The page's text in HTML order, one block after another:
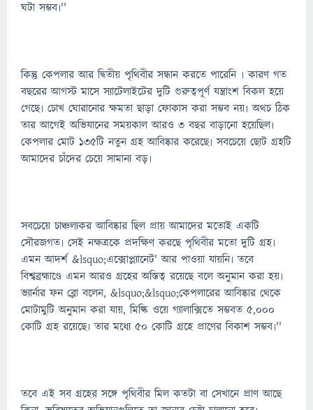
ঘটা সম্ভব৷''
কিন্তু কেপলার আর দ্বিতীয় পৃথিবীর সন্ধান করতে পারেনি ৷ কারণ গত
বছরের আগস্ট মাসে স্যাটেলাইটের দুটি গুরুত্বপূর্ণ যন্ত্রাংশ বিকল হয়ে
গেছে৷ চোখ ঘোরানোর ক্ষমতা ছাড়া ফোকাস করা সম্ভব নয়৷ অথচ ঠিক
তার আগেই অভিযানের সময়কাল আরও ৩ বছর বাড়ানো হয়েছিল৷
কেপলার মোট ১৩৫টি নতুন গ্রহ আবিষ্কার করেছে৷ সবচেয়ে ছোট গ্রহটি
আমাদের চাঁদের চেয়ে সামান্য বড়৷
সবচেয়ে চাঞ্চল্যকর আবিষ্কার ছিল প্রায় আমাদের মতোই একটি
সৌরজগত৷ সেই নক্ষত্রকে প্রদক্ষিণ করছে পৃথিবীর মতো দুটি গ্রহ৷
এমন আদর্শ &lsquo;এক্সোপ্ল্যানেট' আর পাওয়া যায়নি৷ তবে
বিশ্বব্রহ্মাণ্ডে এমন আরও গ্রহের অস্তিত্ব রয়েছে বলে অনুমান করা হয়৷
ভ্যার্নার ফন ব্লো বলেন, &lsquo;&lsquo;কেপলারের আবিষ্কার থেকে
মোটামুটি অনুমান করা যায়, মিল্কি ওয়ে গ্যালাক্সিতে সম্ভবত ৫,০০০
কোটি গ্রহ রয়েছে৷ তার মধ্যে ৫০ কোটি গ্রহে প্রাণের বিকাশ সম্ভব৷''
তবে এই সব গ্রহের সঙ্গে পৃথিবীর মিল কতটা বা সেখানে প্রাণ আছে